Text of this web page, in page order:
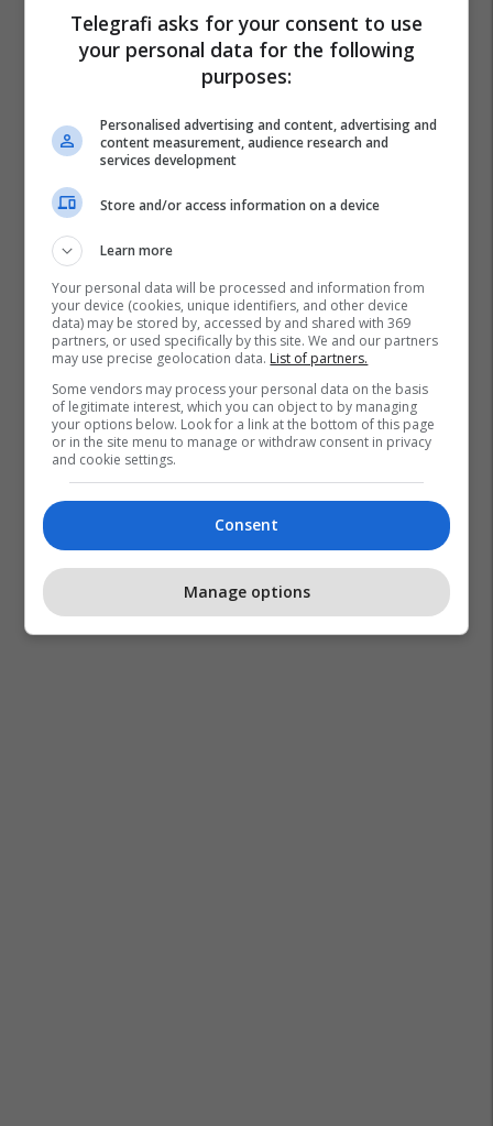
Telegrafi asks for your consent to use
your personal data for the following
purposes:
Personalised advertising and content, advertising and
content measurement, audience research and
services development
Store and/or access information on a device
Learn more
Your personal data will be processed and information from
your device (cookies, unique identifiers, and other device
data) may be stored by, accessed by and shared with 369
partners, or used specifically by this site. We and our partners
may use precise geolocation data. List of partners.
Some vendors may process your personal data on the basis
of legitimate interest, which you can object to by managing
your options below. Look for a link at the bottom of this page
or in the site menu to manage or withdraw consent in privacy
and cookie settings.
Consent
Manage options